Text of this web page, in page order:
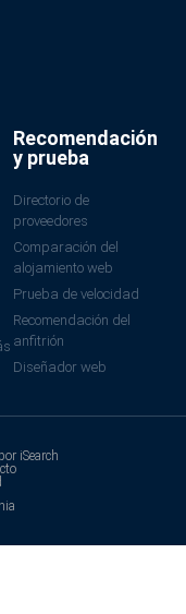
Recomendación
y prueba
Directorio de
proveedores
Comparación del
alojamiento web
Prueba de velocidad
Recomendación del
anfitrión
Diseñador web
iSearch